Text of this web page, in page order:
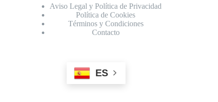
Aviso Legal y Política de Privacidad
Política de Cookies
Términos y Condiciones
Contacto
ES